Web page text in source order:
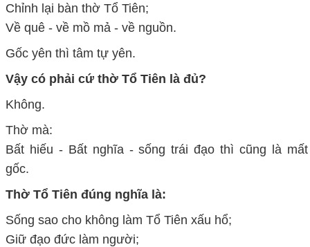
Chỉnh lại bàn thờ Tổ Tiên;
Về quê - về mồ mả - về nguồn.
Gốc yên thì tâm tự yên.
Vậy có phải cứ thờ Tổ Tiên là đủ?
Không.
Thờ mà:
Bất hiếu - Bất nghĩa - sống trái đạo thì cũng là mất
gốc.
Thờ Tổ Tiên đúng nghĩa là:
Sống sao cho không làm Tổ Tiên xấu hổ;
Giữ đạo đức làm người;